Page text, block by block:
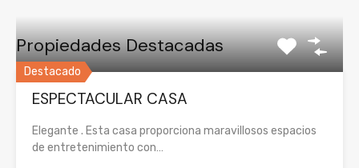
Propiedades Destacadas
Destacado
ESPECTACULAR CASA
Elegante . Esta casa proporciona maravillosos espacios
de entretenimiento con…